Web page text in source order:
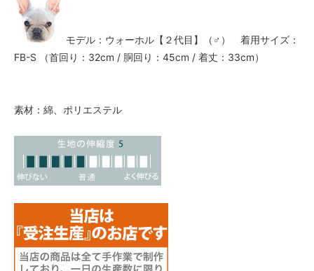
モデル：ウォーホル【２代目】（♂） 着用サイズ：
FB-S （首回り：32cm / 胴回り：45cm / 着丈：33cm）
素材：綿、ポリエステル